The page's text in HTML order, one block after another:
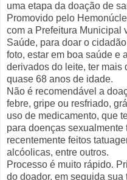
uma etapa da doação de
Promovido pelo
com a Prefeitura Municipal
Saúde, para doar o
foto, estar em boa saúde e
derivados do leite, ter mais
quase 68 anos de idade.
Não é recomendável a
febre, gripe ou resfriado,
uso de medicamento, que
para doenças
recentemente feitos
alcóolicas, entre outros.
Processo é muito rápido.
do doador, em seguida